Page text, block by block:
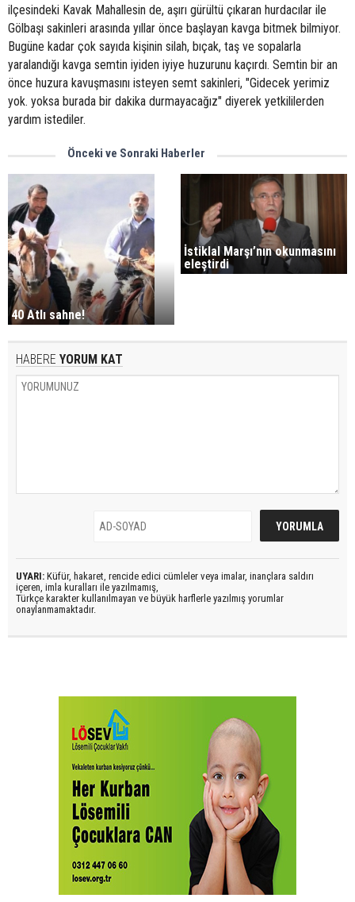
ilçesindeki Kavak Mahallesin de, aşırı gürültü çıkaran hurdacılar ile
Gölbaşı sakinleri arasında yıllar önce başlayan kavga bitmek bilmiyor.
Bugüne kadar çok sayıda kişinin silah, bıçak, taş ve sopalarla
yaralandığı kavga semtin iyiden iyiye huzurunu kaçırdı. Semtin bir an
önce huzura kavuşmasını isteyen semt sakinleri, "Gidecek yerimiz
yok. yoksa burada bir dakika durmayacağız" diyerek yetkililerden
yardım istediler.
Önceki ve Sonraki Haberler
40 Atlı sahne!
İstiklal Marşı’nın okunmasını
eleştirdi
HABERE YORUM KAT
UYARI: Küfür, hakaret, rencide edici cümleler veya imalar, inançlara saldırı
içeren, imla kuralları ile yazılmamış,
Türkçe karakter kullanılmayan ve büyük harflerle yazılmış yorumlar
onaylanmamaktadır.